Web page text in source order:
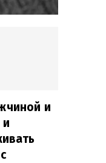
и